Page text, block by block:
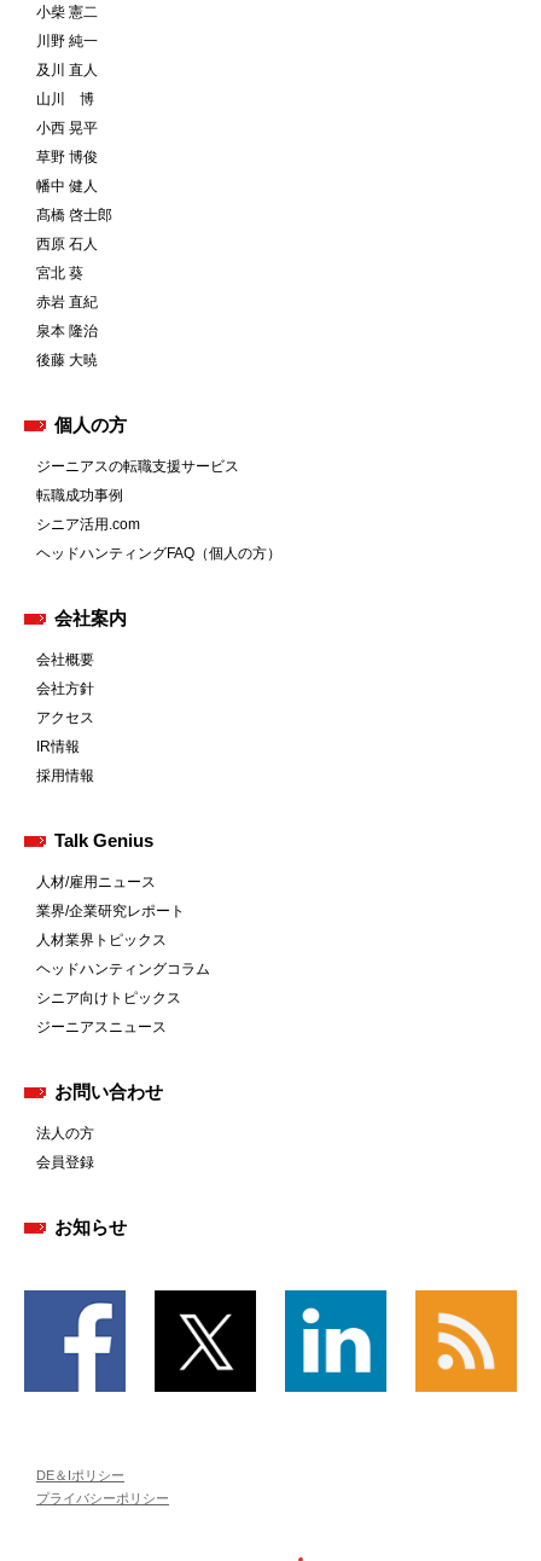
小柴 憲二
川野 純一
及川 直人
山川 博
小西 晃平
草野 博俊
幡中 健人
髙橋 啓士郎
西原 石人
宮北 葵
赤岩 直紀
泉本 隆治
後藤 大暁
個人の方
ジーニアスの転職支援サービス
転職成功事例
シニア活用.com
ヘッドハンティングFAQ（個人の方）
会社案内
会社概要
会社方針
アクセス
IR情報
採用情報
Talk Genius
人材/雇用ニュース
業界/企業研究レポート
人材業界トピックス
ヘッドハンティングコラム
シニア向けトピックス
ジーニアスニュース
お問い合わせ
法人の方
会員登録
お知らせ
DE＆Iポリシー
プライバシーポリシー